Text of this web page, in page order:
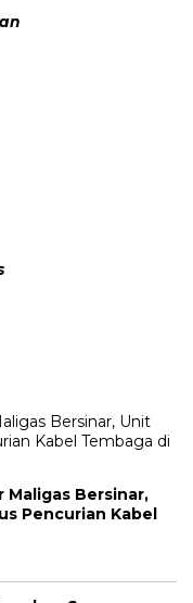
Maligas Bersinar,
Pencurian Kabel